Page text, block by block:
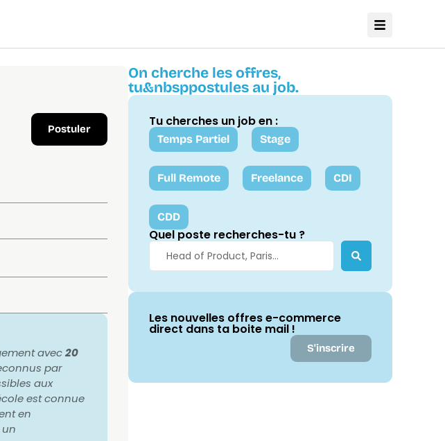
Postuler
avec20
par
aux
est connue
en
On cherche les offres,
tu&nbsppostules au job.
Tu cherches un job en :
Temps Partiel Stage
Full Remote Freelance CDI
CDD
Quel poste recherches-tu ?
Les nouvelles offres e-commerce
direct dans ta boite mail !
S'inscrire